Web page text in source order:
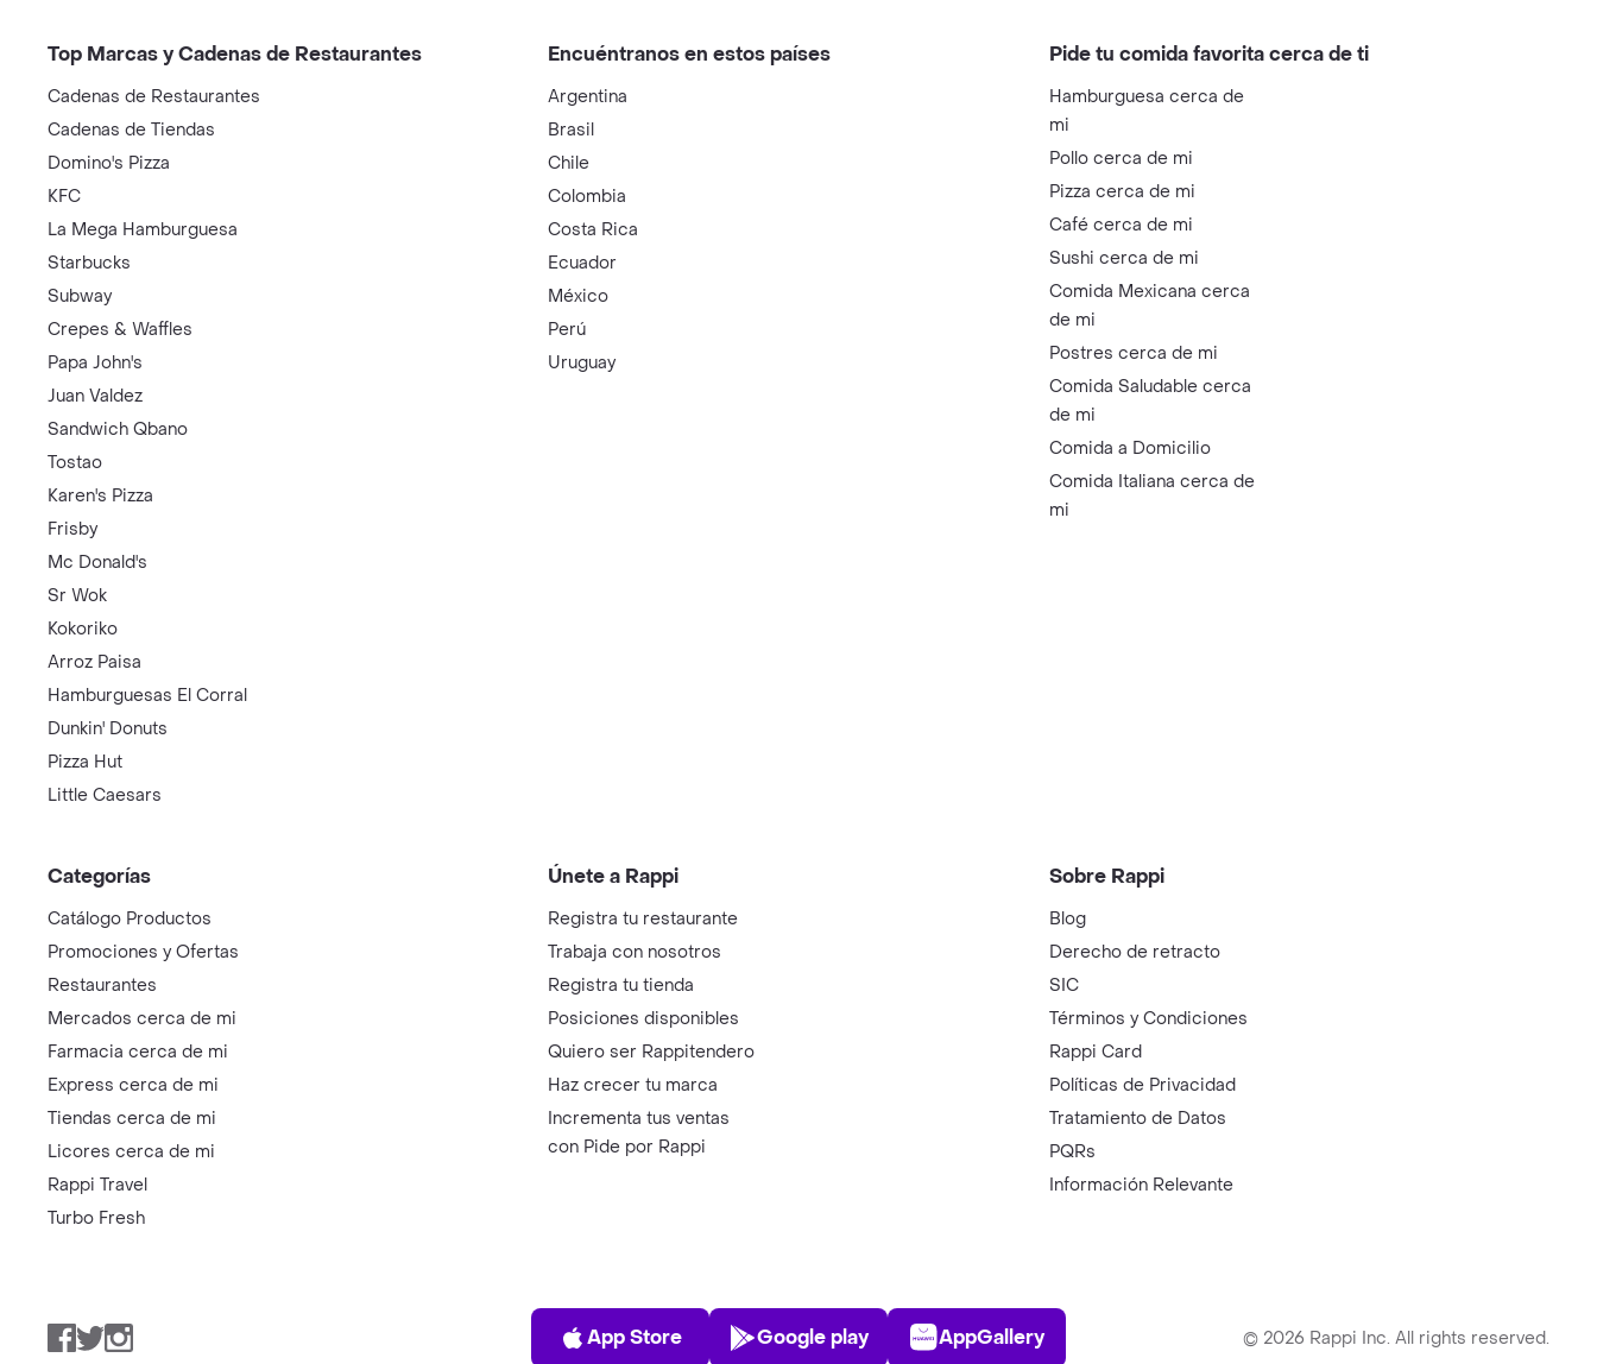
Top Marcas y Cadenas de Restaurantes
Cadenas de Restaurantes
Cadenas de Tiendas
Domino's Pizza
KFC
La Mega Hamburguesa
Starbucks
Subway
Crepes & Waffles
Papa John's
Juan Valdez
Sandwich Qbano
Tostao
Karen's Pizza
Frisby
Mc Donald's
Sr Wok
Kokoriko
Arroz Paisa
Hamburguesas El Corral
Dunkin' Donuts
Pizza Hut
Little Caesars
Encuéntranos en estos países
Argentina
Brasil
Chile
Colombia
Costa Rica
Ecuador
México
Perú
Uruguay
Pide tu comida favorita cerca de ti
Hamburguesa cerca de
mi
Pollo cerca de mi
Pizza cerca de mi
Café cerca de mi
Sushi cerca de mi
Comida Mexicana cerca
de mi
Postres cerca de mi
Comida Saludable cerca
de mi
Comida a Domicilio
Comida Italiana cerca de
mi
Categorías
Catálogo Productos
Promociones y Ofertas
Restaurantes
Mercados cerca de mi
Farmacia cerca de mi
Express cerca de mi
Tiendas cerca de mi
Licores cerca de mi
Rappi Travel
Turbo Fresh
Únete a Rappi
Registra tu restaurante
Trabaja con nosotros
Registra tu tienda
Posiciones disponibles
Quiero ser Rappitendero
Haz crecer tu marca
Incrementa tus ventas
con Pide por Rappi
Sobre Rappi
Blog
Derecho de retracto
SIC
Términos y Condiciones
Rappi Card
Políticas de Privacidad
Tratamiento de Datos
PQRs
Información Relevante
Facebook
TwitterInstagram
App Store
App Store
Play Store
Google play
AppGallery
AppGallery © 2026 Rappi Inc. All rights reserved.